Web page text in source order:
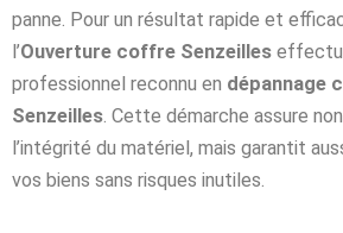
panne. Pour un résultat rapide et
l’Ouverture coffre Senzeilles
professionnel reconnu en dépannage
Senzeilles. Cette démarche assure
l’intégrité du matériel, mais garantit
vos biens sans risques inutiles.